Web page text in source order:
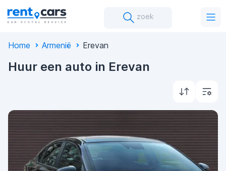
zoek
Home Armenië Erevan
Huur een auto in Erevan